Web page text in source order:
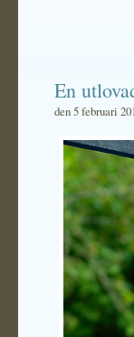
En
den 5 februari